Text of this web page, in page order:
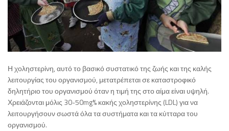
Η χοληστερίνη, αυτό το βασικό συστατικό της ζωής και της καλής
λειτουργίας του οργανισμού, μετατρέπεται σε καταστροφικό
δηλητήριο του οργανισμού όταν η τιμή της στο αίμα είναι υψηλή.
Χρειάζονται μόλις 30-50mg% κακής χοληστερίνης (LDL) για να
λειτουργήσουν σωστά όλα τα συστήματα και τα κύτταρα του
οργανισμού.